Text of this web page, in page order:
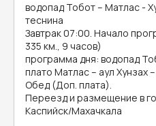
водопад Тобот – Матлас -
теснина
Завтрак 07:00. Начало
335 км., 9 часов)
программа дня: водопад
плато Матлас – аул Хунзах
Обед (Доп. плата).
Переезд и размещение в
Каспийск/Махачкала